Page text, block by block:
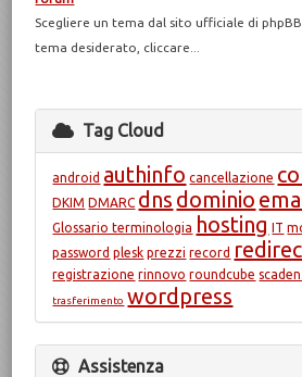
Scegliere un tema dal sito ufficiale di
tema desiderato, cliccare...
Tag Cloud
android authinfo cancellazione
DKIM DMARC dns dominio
Glossario terminologia hosting IT
password plesk prezzi record
registrazione rinnovo roundcube
trasferimento wordpress
Assistenza